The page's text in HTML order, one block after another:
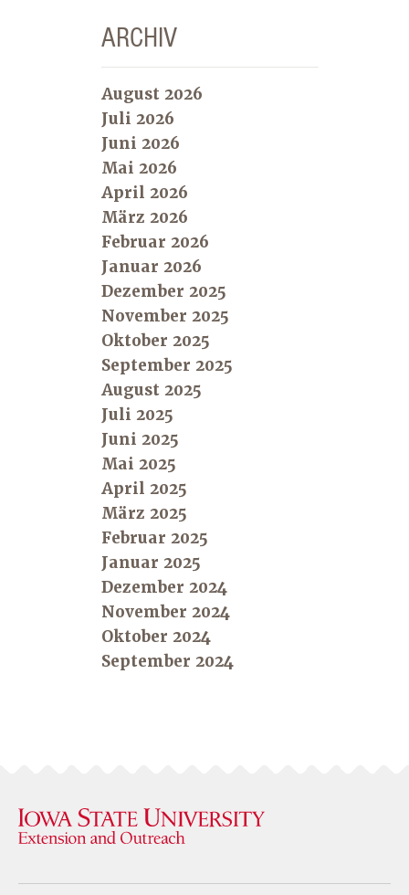
ARCHIV
August 2026
Juli 2026
Juni 2026
Mai 2026
April 2026
März 2026
Februar 2026
Januar 2026
Dezember 2025
November 2025
Oktober 2025
September 2025
August 2025
Juli 2025
Juni 2025
Mai 2025
April 2025
März 2025
Februar 2025
Januar 2025
Dezember 2024
November 2024
Oktober 2024
September 2024